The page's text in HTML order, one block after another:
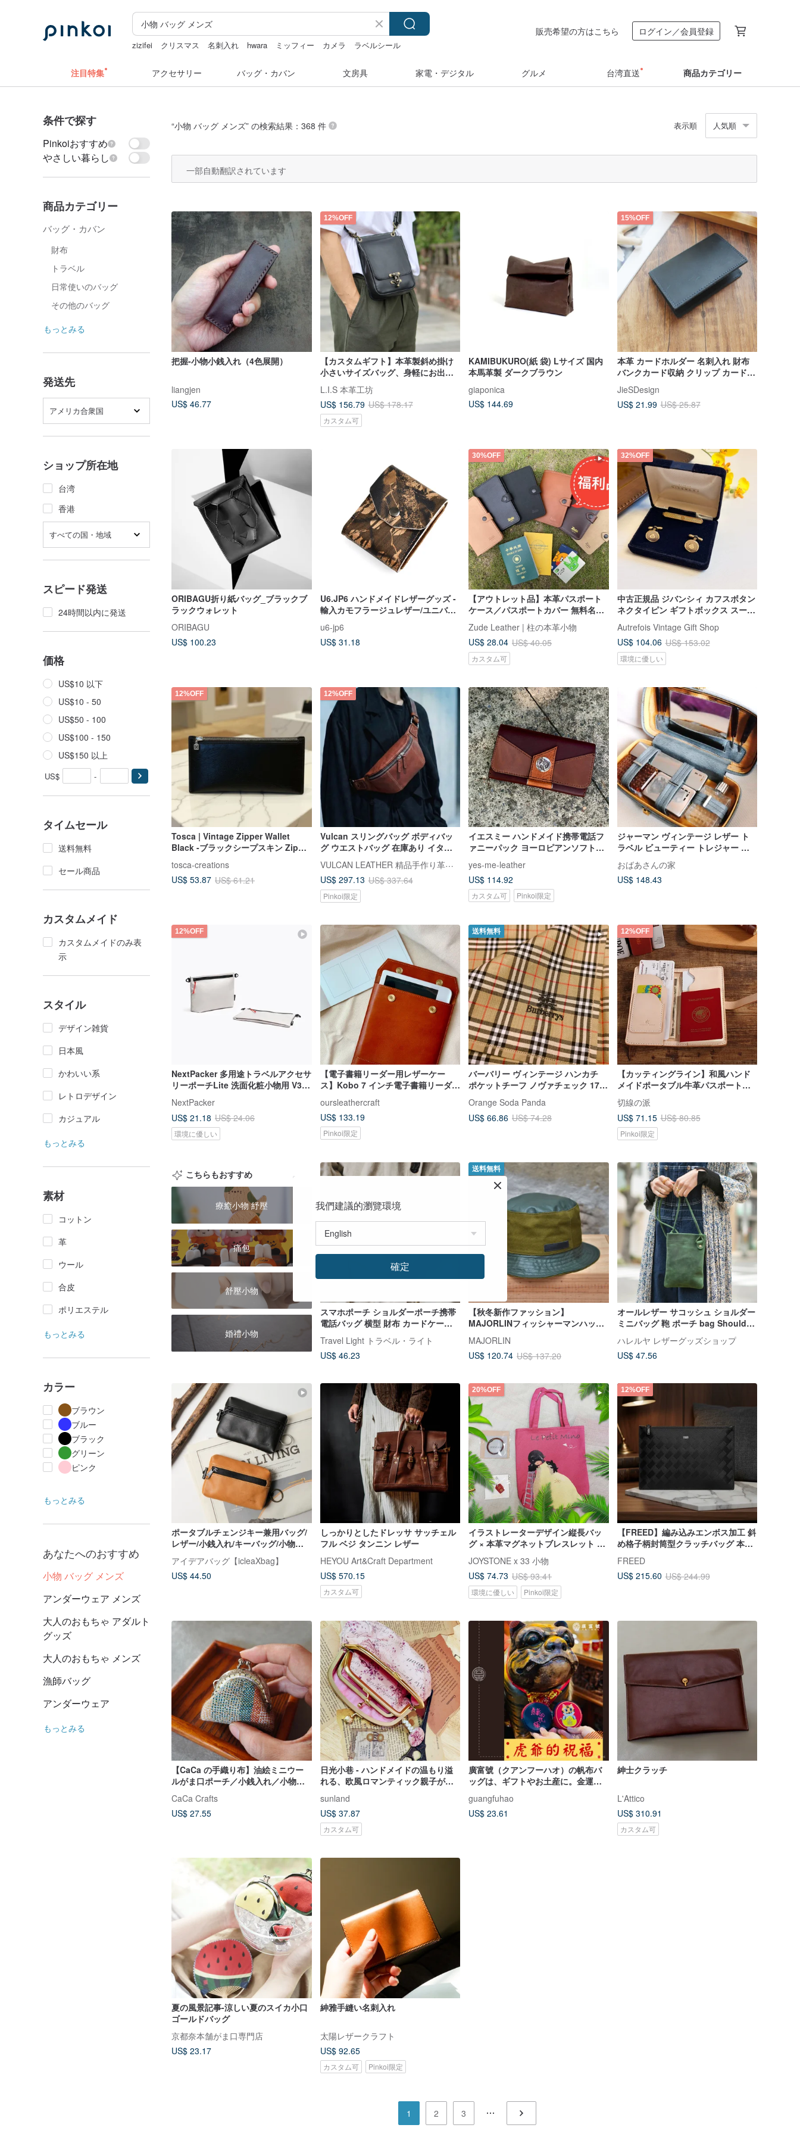
zizifei クリスマス 名刺入れ hwara ミッフィー カメラ
ラベルシール
販売希望の方はこちら ログイン／会員登録
注目特集 アクセサリー バッグ・カバン 文房具 家電・デジタル グルメ 台湾直送 商品カテゴリー
条件で探す
Pinkoiおすすめ
やさしい暮らし
商品カテゴリー
バッグ・カバン
財布
トラベル
日常使いのバッグ
その他のバッグ
もっとみる
発送先
アメリカ合衆国
ショップ所在地
台湾
香港
すべての国・地域
スピード発送
24時間以内に発送
価格
US$10 以下
US$10 - 50
US$50 - 100
US$100 - 150
US$150 以上
US$ -
タイムセール
送料無料
セール商品
カスタムメイド
カスタムメイドのみ表
示
スタイル
デザイン雑貨
日本風
かわいい系
レトロデザイン
カジュアル
もっとみる
素材
コットン
革
ウール
合皮
ポリエステル
もっとみる
カラー
ブラウン
ブルー
ブラック
グリーン
ピンク
もっとみる
あなたへのおすすめ
小物 バッグ メンズ
アンダーウェア メンズ
大人のおもちゃ アダルト
グッズ
大人のおもちゃ メンズ
漁師バッグ
アンダーウェア
もっとみる
“小物 バッグ メンズ” の検索結果：368 件 表示順 人気順
一部自動翻訳されています
把握-小物小銭入れ（4色展開）
liangjen
US$ 46.77
12%OFF
【カスタムギフト】本革製斜め掛け
小さいサイズバッグ、身軽にお出か
けバッグ、メンズバッグ、父の日の
プレゼント
L.I.S 本革工坊
US$ 156.79 US$ 178.17
カスタム可
KAMIBUKURO(紙 袋) Lサイズ 国内
本馬革製 ダークブラウン
giaponica
US$ 144.69
15%OFF
本革 カードホルダー 名刺入れ 財布
バンクカード収納 クリップ カードバ
JieSDesign
US$ 21.99 US$ 25.87
ORIBAGU折り紙バッグ_ブラックブ
ラックウォレット
ORIBAGU
US$ 100.23
U6.JP6 ハンドメイドレザーグッズ -
輸入カモフラージュレザー/ユニバー
(男女兼用)
u6-jp6
US$ 31.18
30%OFF
【アウトレット品】本革パスポート
ケース／パスポートカバー 無料名入
れ刻印／旅行用品｜卒業祝い
Zude Leather | 柱の本革小物
US$ 28.04 US$ 40.05
カスタム可
32%OFF
中古正規品 ジバンシィ カフスボタン
ネクタイピン ギフトボックス スーツ
Autrefois Vintage Gift Shop
US$ 104.06 US$ 153.02
環境に優しい
12%OFF
Tosca | Vintage Zipper Wallet
Black -ブラックシープスキン Zipper
tosca-creations
US$ 53.87 US$ 61.21
12%OFF
Vulcan スリングバッグ ボディバッ
グ ウエストバッグ 在庫あり イタリ
アンシュリンク植物タンニン鞣し牛
革 レッドブラウン L
VULCAN LEATHER 精品手作り革製品
US$ 297.13 US$ 337.64
Pinkoi限定
イエスミー ハンドメイド携帯電話フ
ァニーパック ヨーロピアンソフトベ
ジタブルタンニンなめしレザー コン
トラストカラー
yes-me-leather
US$ 114.92
カスタム可 Pinkoi限定
ジャーマン ヴィンテージ レザー ト
ラベル ビューティー トレジャー ボ
ックス
おばあさんの家
US$ 148.43
12%OFF
NextPacker 多用途トラベルアクセサ
リーポーチLite 洗面化粧小物用 V3ト
ラベラーシリーズ
NextPacker
US$ 21.18 US$ 24.06
環境に優しい
【電子書籍リーダー用レザーケー
ス】Kobo 7 インチ電子書籍リーダー
保護ケース
oursleathercraft
US$ 133.19
Pinkoi限定
送料無料
バーバリー ヴィンテージ ハンカチ
ポケットチーフ ノヴァチェック 17.5
x 17 インチ
Orange Soda Panda
US$ 66.86 US$ 74.28
12%OFF
【カッティングライン】和風ハンド
メイドポータブル牛革パスポートロ
ングウォレット008原色
切線の派
US$ 71.15 US$ 80.85
Pinkoi限定
こちらもおすすめ
療癒小物 紓壓
痛包
舒壓小物
婚禮小物
スマホポーチ ショルダーポーチ携帯
電話バッグ 横型 財布 カードケース
ゃれ 誕生日 プレゼント
Travel Light トラベル・ライト
US$ 46.23
送料無料
【秋冬新作ファッション】
MAJORLINフィッシャーマンハット
スダブル素材レトロハット
MAJORLIN
US$ 120.74 US$ 137.20
オールレザー サコッシュ ショルダー
ミニバッグ 鞄 ポーチ bag Shoulder
ハレルヤ レザーグッズショップ
US$ 47.56
ポータブルチェンジキー兼用バッグ/
レザー/小銭入れ/キーバッグ/小物バ
アイデアバッグ【icleaXbag】
US$ 44.50
しっかりとしたドレッサ サッチェル
フル ベジ タンニン レザー
HEYOU Art&Craft Department
US$ 570.15
カスタム可
20%OFF
イラストレーターデザイン縦長バッ
グ × 本革マグネットブレスレット ×
本革お守り文字キーホルダーの3点セ
ットで、素敵なコーディネートを。
JOYSTONE x 33 小物
US$ 74.73 US$ 93.41
環境に優しい Pinkoi限定
12%OFF
【FREED】編み込みエンボス加工 斜
め格子柄封筒型クラッチバッグ 本革
メンズ 彼氏へのギフト
FREED
US$ 215.60 US$ 244.99
【CaCa の手織り布】油絵ミニウー
ルがま口ポーチ／小銭入れ／小物ア
クセサリー収納ポーチ
CaCa Crafts
US$ 27.55
日光小巷 - ハンドメイドの温もり溢
れる、欧風ロマンティック親子がま
口ポーチ（小銭入れ、小物入れ、ギ
フト）
sunland
US$ 37.87
カスタム可
廣富號（クアンフーハオ）の帆布バ
ッグは、ギフトやお土産に。金運を
招く虎爺の丸型小銭入れで、刺繍さ
れた虎爺が小物を大切に収納しま
す。
guangfuhao
US$ 23.61
紳士クラッチ
L'Attico
US$ 310.91
カスタム可
夏の風景記事-涼しい夏のスイカ小口
ゴールドバッグ
京都奈本舗がま口専門店
US$ 23.17
紳雅手縫い名刺入れ
太陽レザークラフト
US$ 92.65
カスタム可 Pinkoi限定
1 2 3
我們建議的瀏覽環境
確定